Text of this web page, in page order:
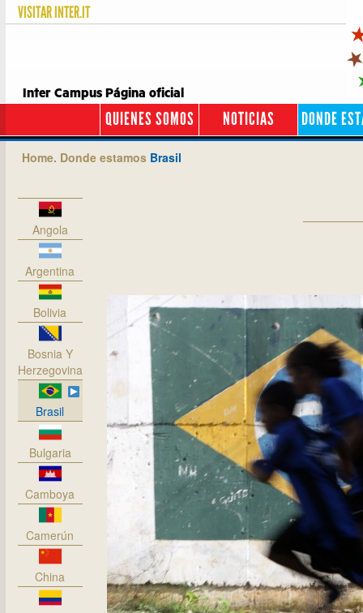
VISITARINTER.IT
Inter Campus Página oficial
QUIENES SOMOS NOTICIAS DONDE
Home. Donde estamos Brasil
Angola
Argentina
Bolivia
Bosnia Y
Herzegovina
Brasil
Bulgaria
Camboya
Camerún
China